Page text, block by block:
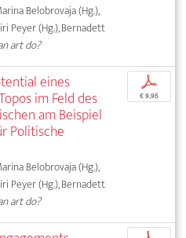
Belobrovaja (Hg.),
Peyer (Hg.), Bernadett
art do?
eines
im Feld des
am Beispiel
Politische
Belobrovaja (Hg.),
Peyer (Hg.), Bernadett
art do?
p
€ 9,95